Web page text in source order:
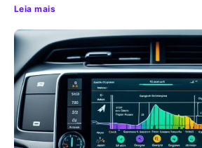
Leia mais